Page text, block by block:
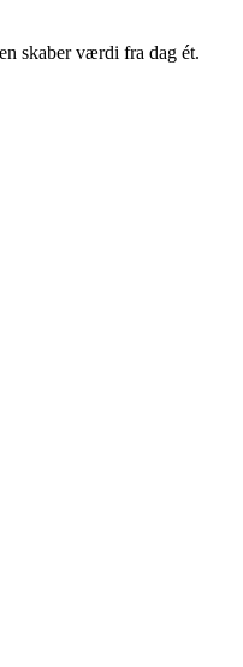
skaber værdi fra dag ét.